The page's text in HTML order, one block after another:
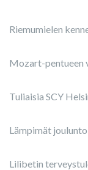
Riemumielen
Mozart-pentueen
Tuliaisia SCY
Lämpimät
Lilibetin